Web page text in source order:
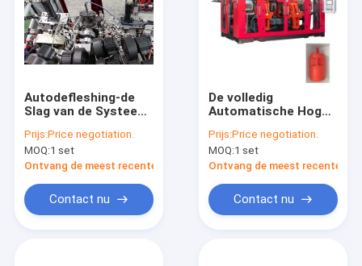
Autodefleshing-de
Slag van de Systeem
Vormen Machine
Prijs:Price negotiation.
MOQ:1 set
Ontvang de meest recente Prijs
Contact nu
De volledig
Automatische Hoge
Machinemp100fd
Drie Laag 20L 30L
van het Slagafgietsel
Prijs:Price negotiation.
MOQ:1 set
Ontvang de meest recente
Contact nu